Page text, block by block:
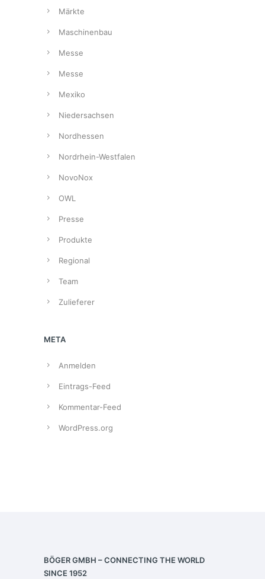
Märkte
Maschinenbau
Messe
Messe
Mexiko
Niedersachsen
Nordhessen
Nordrhein-Westfalen
NovoNox
OWL
Presse
Produkte
Regional
Team
Zulieferer
META
Anmelden
Eintrags-Feed
Kommentar-Feed
WordPress.org
BÖGER GMBH – CONNECTING THE WORLD
SINCE 1952